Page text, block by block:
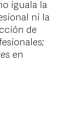
iguala la
ni la
de
en